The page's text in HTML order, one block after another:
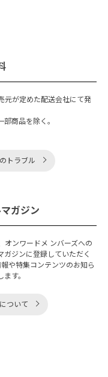
元が定めた配送会社にて発
商品を除く。
トラブル
ガジン
オンワードメ ンバーズへの
ガジンに登録していただく
や特集コンテンツのお知ら
す。
ついて